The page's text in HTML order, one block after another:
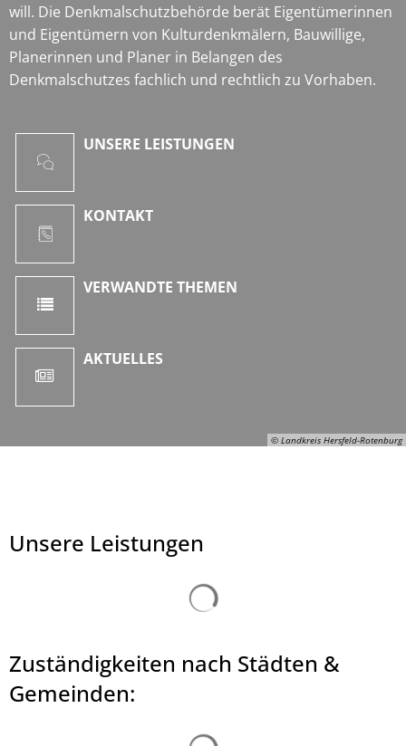
© Landkreis Hersfeld-Rotenburg
will. Die Denkmalschutzbehörde berät Eigentümerinnen
und Eigentümern von Kulturdenkmälern, Bauwillige,
Planerinnen und Planer in Belangen des
Denkmalschutzes fachlich und rechtlich zu Vorhaben.
UNSERE LEISTUNGEN
KONTAKT
VERWANDTE THEMEN
AKTUELLES
Unsere Leistungen
Zuständigkeiten nach Städten &
Gemeinden: